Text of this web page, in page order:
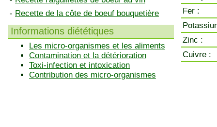
- Recette de la côte de boeuf bouquetière
Informations diététiques
Les micro-organismes et les aliments
Contamination et la détérioration
Toxi-infection et intoxication
Contribution des micro-organismes
Fer :
Zinc :
Cuivre :